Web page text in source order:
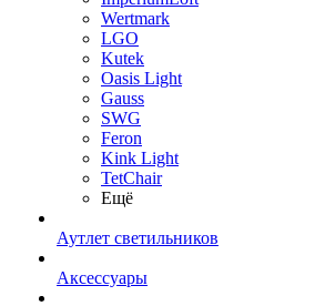
Wertmark
LGO
Kutek
Oasis Light
Gauss
SWG
Feron
Kink Light
TetСhair
Ещё
Аутлет светильников
Аксессуары